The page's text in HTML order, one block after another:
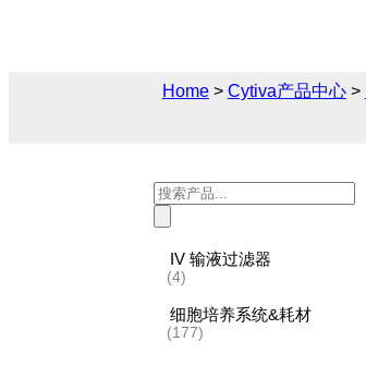
Home> Cytiva产品中心>
Products
search
IV 输液过滤器
(4)
细胞培养系统&耗材
(177)